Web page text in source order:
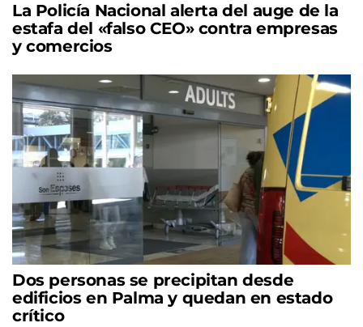
La Policía Nacional alerta del auge de la
estafa del «falso CEO» contra empresas
y comercios
Dos personas se precipitan desde
edificios en Palma y quedan en estado
crítico